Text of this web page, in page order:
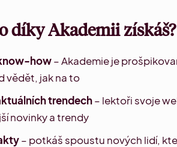
díky Akademii získáš?
how– Akademie je
vědět, jak na to
trendech– lektoři svoje
novinky atrendy
– potkáš spoustu nových lidí,